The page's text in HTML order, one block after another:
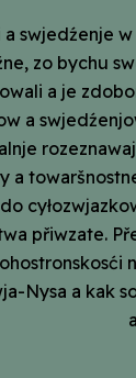
a swjedźenje
zo bychu
a je
a
a
přiwzate.
Nysa a kak